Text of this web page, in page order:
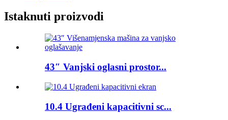
Istaknuti proizvodi
43″ Vanjski oglasni prostor...
10.4 Ugrađeni kapacitivni sc...